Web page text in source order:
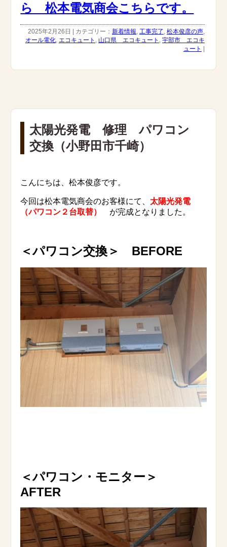
ら 松本電気商会こちらです。
2025年2月26日 | カテゴリー： 新着情報 工事完了 松本俊彦の声,
オール電化, エコキュート 山口県 エコキュート
宇部市 エコキ
ュート |
太陽光発電 修理 パワコン
交換（小野田市千崎）
こんにちは、松本俊彦です。
今回は松本電気商会のお客様にて、 太陽光発電
（パワコン２台取替） が完成となりました。
＜パワコン交換 ＞ BEFORE
＜パワコン・モニター ＞
AFTER